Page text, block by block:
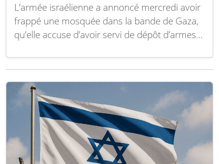
L’armée israélienne a annoncé mercredi avoir
frappé une mosquée dans la bande de Gaza,
qu’elle accuse d’avoir servi de dépôt d’armes
nouvelles tensions dans une région déjà
prises mardi à Gaza montrent un incendie et
un immense…Lire la suite